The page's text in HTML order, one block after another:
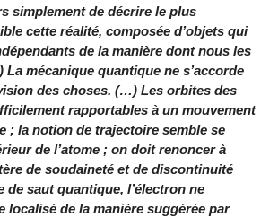
simplement de décrire le plus
cette réalité, composée d’objets qui
de la manière dont nous les
mécanique quantique ne s’accorde
des choses. (…) Les orbites des
rapportables à un mouvement
; la notion de trajectoire semble se
de l’atome ; on doit renoncer à
de soudaineté et de discontinuité
de saut quantique, l’électron ne
localisé de la manière suggérée par